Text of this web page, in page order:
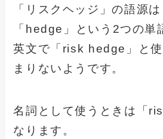
「リスクヘッジ」の語源は
「hedge」という2つの単
英文で「risk hedge」と
まりないようです。
名詞として使うときは「
なります。